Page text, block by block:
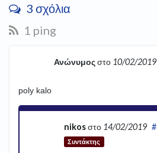
3 σχόλια
1 ping
Ανώνυμοςστο 10/02/2019
poly kalo
nikosστο 14/02/2019
Συντάκτης
#